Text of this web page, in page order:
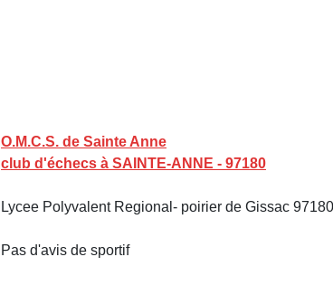
O.M.C.S. de Sainte Anne
club d'échecs à SAINTE-ANNE - 97180
Lycee Polyvalent Regional- poirier de Gissac
Pas d'avis de sportif